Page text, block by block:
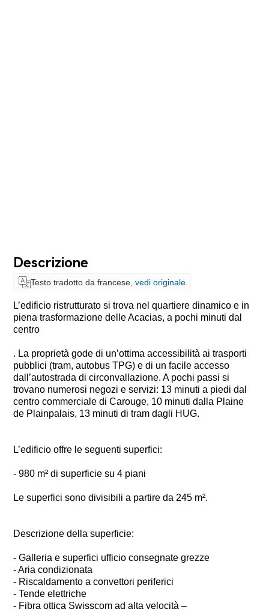
Descrizione
Testo tradotto da francese, vedi originale
L’edificio ristrutturato si trova nel quartiere dinamico e in
piena trasformazione delle Acacias, a pochi minuti dal
centro
. La proprietà gode di un’ottima accessibilità ai trasporti
pubblici (tram, autobus TPG) e di un facile accesso
dall’autostrada di circonvallazione. A pochi passi si
trovano numerosi negozi e servizi: 13 minuti a piedi dal
centro commerciale di Carouge, 10 minuti dalla Plaine
de Plainpalais, 13 minuti di tram dagli HUG.
L’edificio offre le seguenti superfici:
- 980 m² di superficie su 4 piani
Le superfici sono divisibili a partire da 245 m².
Descrizione della superficie:
- Galleria e superfici ufficio consegnate grezze
- Aria condizionata
- Riscaldamento a convettori periferici
- Tende elettriche
- Fibra ottica Swisscom ad alta velocità –